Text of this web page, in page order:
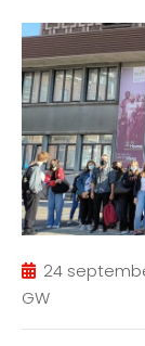
24
GW